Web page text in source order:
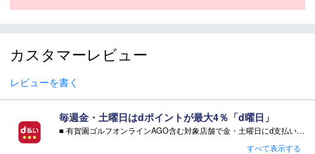
＊製造の時期により、デザインが商品画像と異なる場合がご
＊製造上におきる細かい傷・汚れは、不良品に該当はしませ
ん。
＊店頭在庫と共有をしております。タイミングにより完売す
る場合がございます。
＊当WEBサイトにてビンディングを同時購入及びお持込みの
カスタマーレビュー
レビューを書く
毎週金・土曜日はdポイントが最大4％「d曜日」
■ 有賀園ゴルフオンラインAGO含む対象店舗で金・土曜日にd支払いをすると
すべて表示する